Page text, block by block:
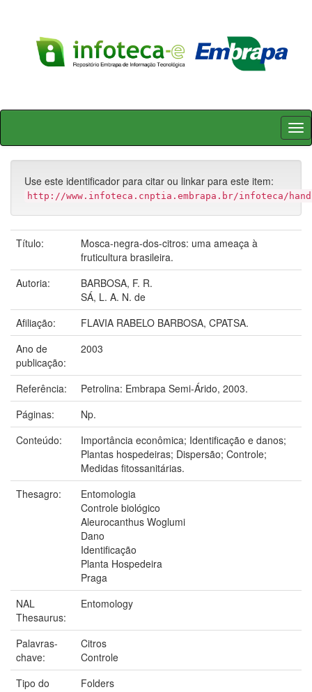
Skip
Use este identificador para citar ou linkar para este item:
http://www.infoteca.cnptia.embrapa.br/infoteca/
Título:
Mosca-negra-dos-citros: uma ameaça à
fruticultura brasileira.
Autoria:
BARBOSA, F. R.
SÁ, L. A. N. de
Afiliação:
FLAVIA RABELO BARBOSA, CPATSA.
Ano de
publicação:
2003
Referência:
Petrolina: Embrapa Semi-Árido, 2003.
Páginas:
Np.
Conteúdo:
Importância econômica; Identificação e danos;
Plantas hospedeiras; Dispersão; Controle;
Medidas fitossanitárias.
Thesagro:
Entomologia
Controle biológico
Aleurocanthus Woglumi
Dano
Identificação
Planta Hospedeira
Praga
NAL
Thesaurus:
Entomology
Palavras-
chave:
Citros
Controle
Tipo do
Folders